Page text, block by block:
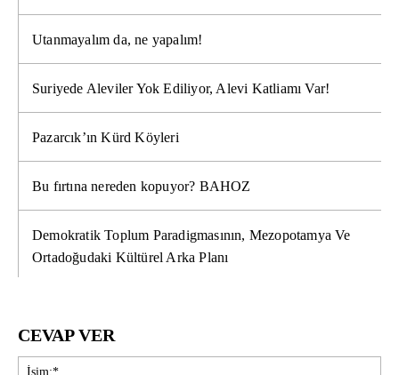
Utanmayalım da, ne yapalım!
Suriyede Aleviler Yok Ediliyor, Alevi Katliamı Var!
Pazarcık’ın Kürd Köyleri
Bu fırtına nereden kopuyor? BAHOZ
Demokratik Toplum Paradigmasının, Mezopotamya Ve
Ortadoğudaki Kültürel Arka Planı
CEVAP VER